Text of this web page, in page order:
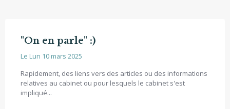
"On en parle" :)
Le Lun 10 mars 2025
Rapidement, des liens vers des articles ou des informations
relatives au cabinet ou pour lesquels le cabinet s'est
impliqué...